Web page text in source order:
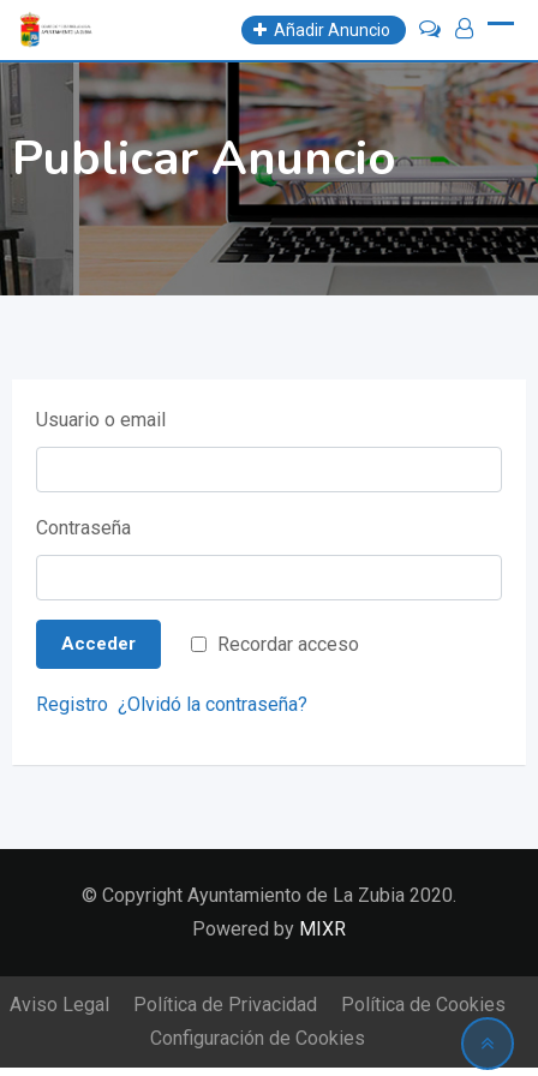
Skip
content
Añadir Anuncio
Publicar Anuncio
Usuario o email
Contraseña
Acceder Recordar acceso
Registro ¿Olvidó la contraseña?
© Copyright Ayuntamiento de La Zubia 2020.
Powered by MIXR
Aviso Legal Política de Privacidad
Política de Cookies
Configuración de Cookies